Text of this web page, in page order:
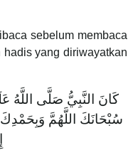
sebelum membaca
yang diriwayatkan
كَانَ النَّبِيُّ صَلَّى اللَّهُ
سُبْحَانَكَ اللَّهُمَّ